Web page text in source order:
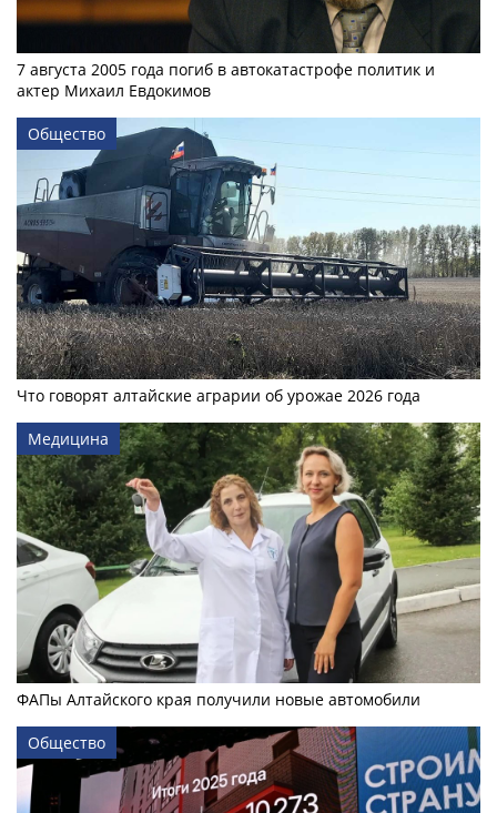
7 августа 2005 года погиб в автокатастрофе политик и
актер Михаил Евдокимов
Общество
Что говорят алтайские аграрии об урожае 2026 года
Медицина
ФАПы Алтайского края получили новые автомобили
Общество